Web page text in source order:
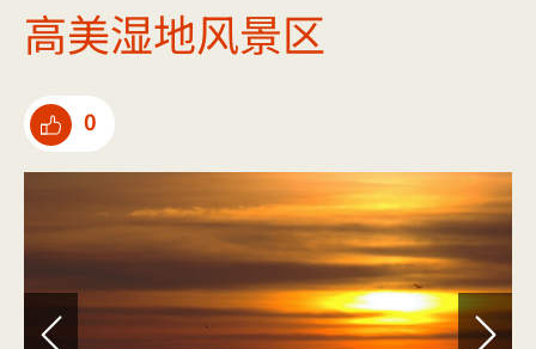
高美湿地风景区
点选推荐
0